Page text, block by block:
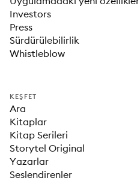
Investors
Press
Sürdürülebilirlik
Whistleblow
KEŞFET
Ara
Kitaplar
Kitap Serileri
Storytel Original
Yazarlar
Seslendirenler